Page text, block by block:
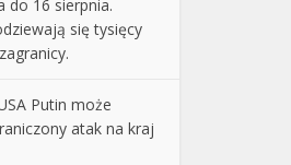
do 16 sierpnia.
się tysięcy
Putin może
atak na kraj